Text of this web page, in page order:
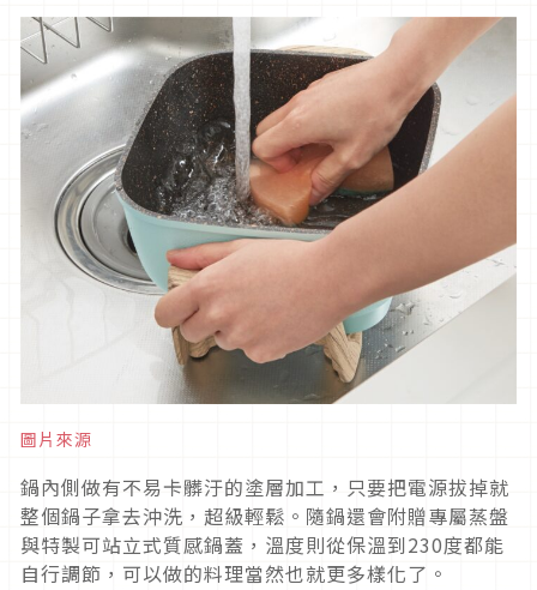
圖片來源
鍋內側做有不易卡髒汙的塗層加工，只要把電源拔掉就
整個鍋子拿去沖洗，超級輕鬆。隨鍋還會附贈專屬蒸盤
與特製可站立式質感鍋蓋，溫度則從保溫到230度都能
自行調節，可以做的料理當然也就更多樣化了。